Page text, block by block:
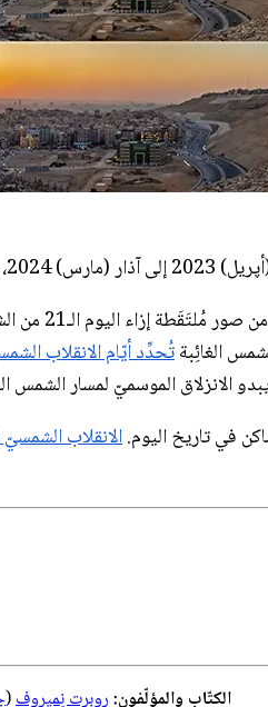
المُكدَّسة.
الـ21 من الشهر المُشار إليه [لكلّ منها] من ذات الموقع المُطِلّ على القاهرة، مصر. لكن بالنسبة لأيّ موقع
الغائِبةتُحدِّد أيّام الانقلاب
الانزلاق الموسميّ لمسار
في تاريخ اليوم.الانقلاب الشمسيّ في 21 كانون
الكتّاب والمؤلّفون:روبرت نِميروف(